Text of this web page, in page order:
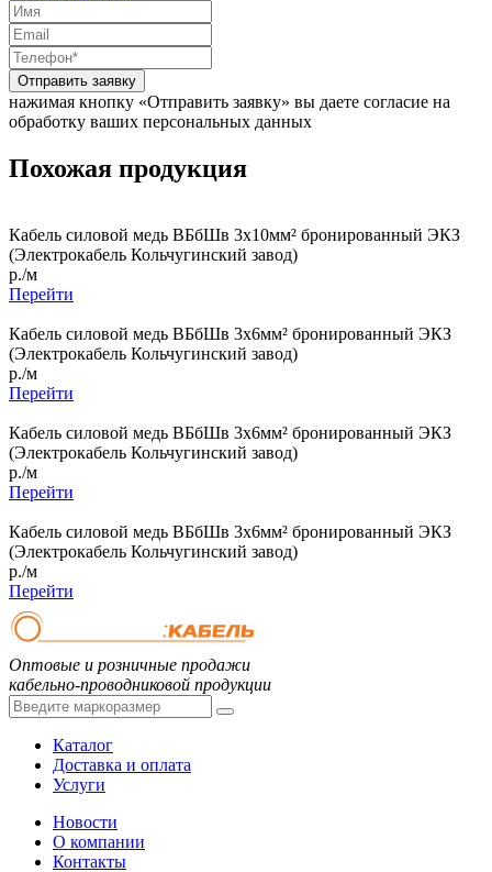
Отправить заявку
нажимая кнопку «Отправить заявку» вы даете согласие на
обработку ваших персональных данных
Похожая продукция
Кабель силовой медь ВБбШв 3x10мм² бронированный ЭКЗ
(Электрокабель Кольчугинский завод)
р./м
Перейти
Кабель силовой медь ВБбШв 3x6мм² бронированный ЭКЗ
(Электрокабель Кольчугинский завод)
р./м
Перейти
Кабель силовой медь ВБбШв 3x6мм² бронированный ЭКЗ
(Электрокабель Кольчугинский завод)
р./м
Перейти
Кабель силовой медь ВБбШв 3x6мм² бронированный ЭКЗ
(Электрокабель Кольчугинский завод)
р./м
Перейти
Оптовые и розничные продажи
кабельно-проводниковой продукции
Каталог
Доставка и оплата
Услуги
Новости
О компании
Контакты